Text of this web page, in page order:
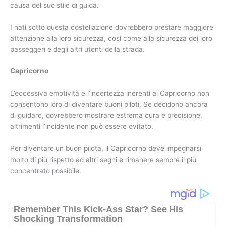
causa del suo stile di guida.
I nati sotto questa costellazione dovrebbero prestare maggiore
attenzione alla loro sicurezza, così come alla sicurezza dei loro
passeggeri e degli altri utenti della strada.
Capricorno
L’eccessiva emotività e l’incertezza inerenti ai Capricorno non
consentono loro di diventare buoni piloti. Se decidono ancora
di guidare, dovrebbero mostrare estrema cura e precisione,
altrimenti l’incidente non può essere evitato.
Per diventare un buon pilota, il Capricorno deve impegnarsi
molto di più rispetto ad altri segni e rimanere sempre il più
concentrato possibile.